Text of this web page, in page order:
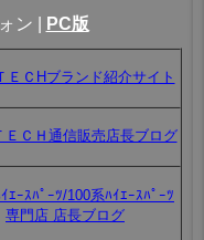
ン PC版
ＥＣHブランド紹介サイト
ＥＣＨ通信販売店長ブログ
ｴｰｽﾊﾟｰﾂ/100系ﾊｲｴｰｽﾊﾟｰﾂ
専門店 店長ブログ